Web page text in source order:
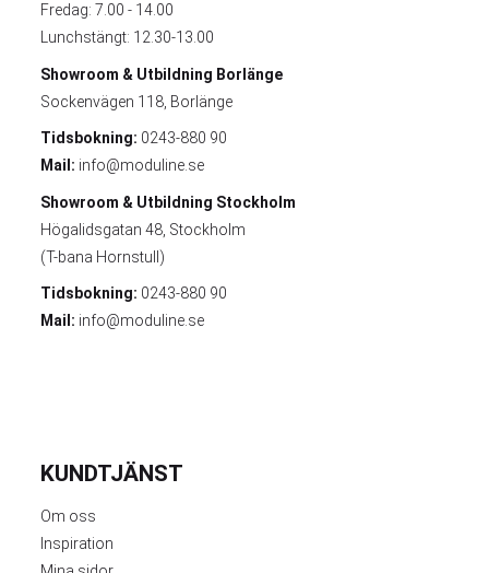
Fredag: 7.00 - 14.00
Lunchstängt: 12.30-13.00
Showroom & Utbildning Borlänge
Sockenvägen 118, Borlänge
Tidsbokning: 0243-880 90
Mail: info@moduline.se
Showroom & Utbildning Stockholm
Högalidsgatan 48, Stockholm
(T-bana Hornstull)
Tidsbokning: 0243-880 90
Mail: info@moduline.se
KUNDTJÄNST
Om oss
Inspiration